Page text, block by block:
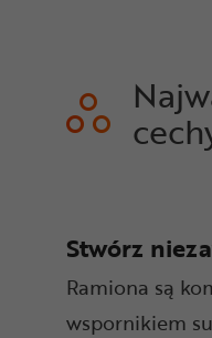
Stwórz
Ramiona są
wspornikiem